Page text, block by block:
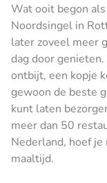
Wat ooit begon
Noordsingel in
later zoveel meer
dag door
ontbijt, een kopje
gewoon de beste
kunt laten
meer dan 50
Nederland, hoef
maaltijd.